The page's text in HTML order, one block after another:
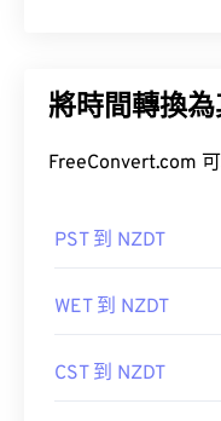
將時間轉換
FreeConvert.com
PST 到 NZDT
WET 到 NZDT
CST 到 NZDT